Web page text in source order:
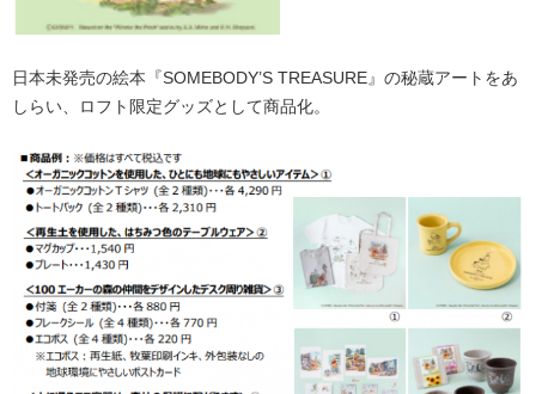
日本未発売の絵本『SOMEBODY’S TREASURE』の秘蔵アートをあ
しらい、ロフト限定グッズとして商品化。